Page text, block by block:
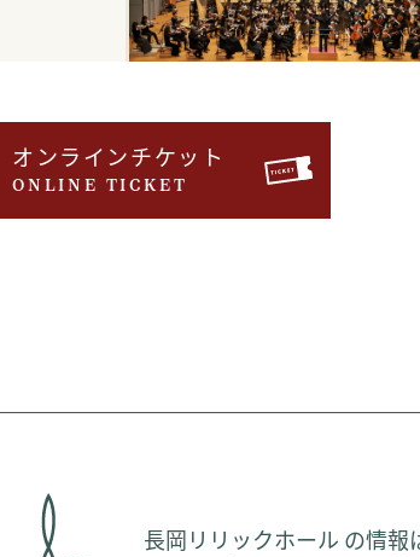
オンラインチケット
ONLINE TICKET
長岡リリックホール の情報